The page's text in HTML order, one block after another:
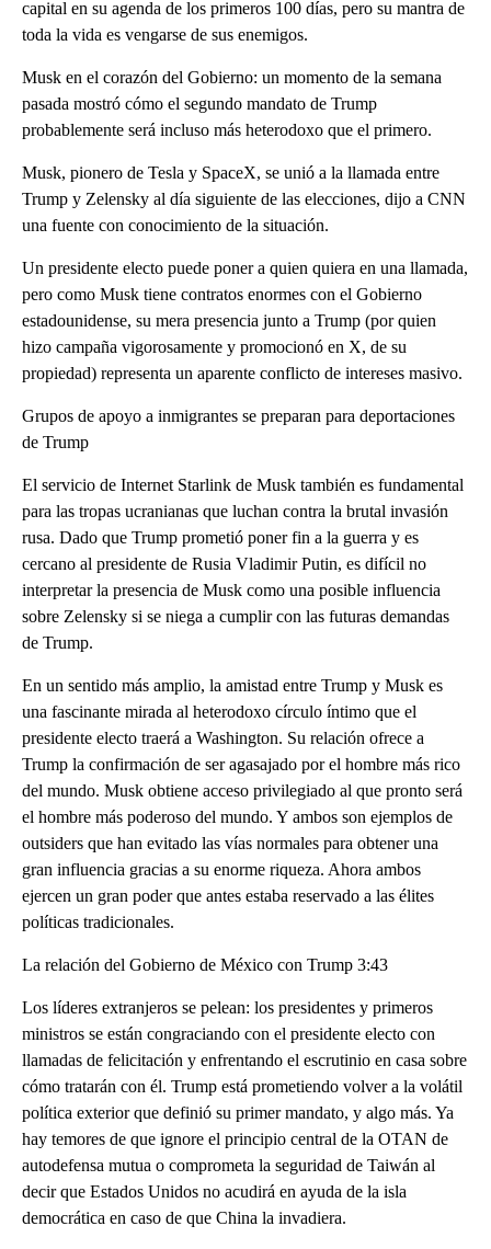
capital en su agenda de los primeros 100 días, pero su mantra de
toda la vida es vengarse de sus enemigos.
Musk en el corazón del Gobierno: un momento de la semana
pasada mostró cómo el segundo mandato de Trump
probablemente será incluso más heterodoxo que el primero.
Musk, pionero de Tesla y SpaceX, se unió a la llamada entre
Trump y Zelensky al día siguiente de las elecciones, dijo a CNN
una fuente con conocimiento de la situación.
Un presidente electo puede poner a quien quiera en una llamada,
pero como Musk tiene contratos enormes con el Gobierno
estadounidense, su mera presencia junto a Trump (por quien
hizo campaña vigorosamente y promocionó en X, de su
propiedad) representa un aparente conflicto de intereses masivo.
Grupos de apoyo a inmigrantes se preparan para deportaciones
de Trump
El servicio de Internet Starlink de Musk también es fundamental
para las tropas ucranianas que luchan contra la brutal invasión
rusa. Dado que Trump prometió poner fin a la guerra y es
cercano al presidente de Rusia Vladimir Putin, es difícil no
interpretar la presencia de Musk como una posible influencia
sobre Zelensky si se niega a cumplir con las futuras demandas
de Trump.
En un sentido más amplio, la amistad entre Trump y Musk es
una fascinante mirada al heterodoxo círculo íntimo que el
presidente electo traerá a Washington. Su relación ofrece a
Trump la confirmación de ser agasajado por el hombre más rico
del mundo. Musk obtiene acceso privilegiado al que pronto será
el hombre más poderoso del mundo. Y ambos son ejemplos de
outsiders que han evitado las vías normales para obtener una
gran influencia gracias a su enorme riqueza. Ahora ambos
ejercen un gran poder que antes estaba reservado a las élites
políticas tradicionales.
La relación del Gobierno de México con Trump 3:43
Los líderes extranjeros se pelean: los presidentes y primeros
ministros se están congraciando con el presidente electo con
llamadas de felicitación y enfrentando el escrutinio en casa sobre
cómo tratarán con él. Trump está prometiendo volver a la volátil
política exterior que definió su primer mandato, y algo más. Ya
hay temores de que ignore el principio central de la OTAN de
autodefensa mutua o comprometa la seguridad de Taiwán al
decir que Estados Unidos no acudirá en ayuda de la isla
democrática en caso de que China la invadiera.